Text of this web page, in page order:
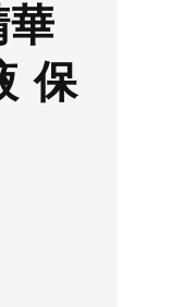
華
保